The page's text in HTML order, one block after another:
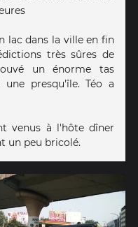
lac dans la ville en fin
très sûres de
un énorme tas
presqu'île. Téo a
venus à l'hôte dîner
un peu bricolé.